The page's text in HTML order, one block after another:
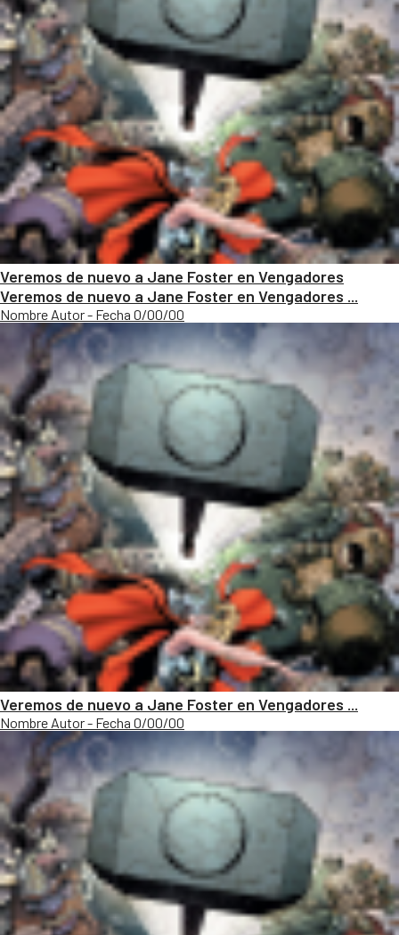
Veremos de nuevo a Jane Foster en Vengadores
Veremos de nuevo a Jane Foster en Vengadores ...
Nombre Autor - Fecha 0/00/00
Veremos de nuevo a Jane Foster en Vengadores ...
Nombre Autor - Fecha 0/00/00